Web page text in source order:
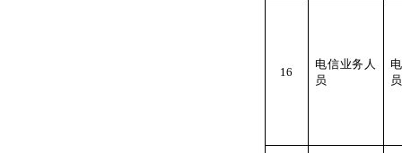
16
电信业务人
员